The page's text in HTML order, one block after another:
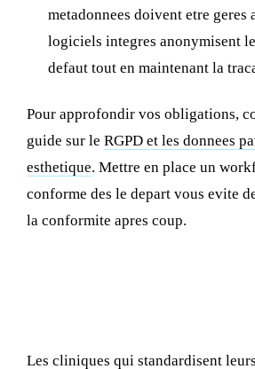
metadonnees doivent etre geres
logiciels integres anonymisent
defaut tout en maintenant la
Pour approfondir vos obligations,
guide sur le RGPD et les donnees
esthetique. Mettre en place un
conforme des le depart vous evite
la conformite apres coup.
Les cliniques qui standardisent